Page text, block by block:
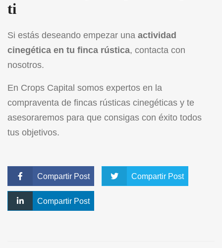
ti
Si estás deseando empezar una actividad
cinegética en tu finca rústica, contacta con
nosotros.
En Crops Capital somos expertos en la
compraventa de fincas rústicas cinegéticas y te
asesoraremos para que consigas con éxito todos
tus objetivos.
Compartir Post Compartir Post
Compartir Post